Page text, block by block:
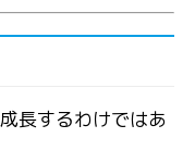
長するわけではあ